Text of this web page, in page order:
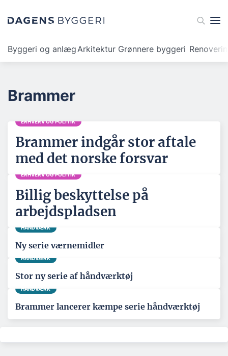
Byggeri og anlægArkitektur Grønnere byggeri
Brammer
ERHVERV OG POLITIK
Brammer indgår stor aftale
med det norske forsvar
ERHVERV OG POLITIK
Billig beskyttelse på
arbejdspladsen
HÅNDVÆRK
Ny serie værnemidler
HÅNDVÆRK
Stor ny serie af håndværktøj
HÅNDVÆRK
Brammer lancerer kæmpe serie håndværktøj